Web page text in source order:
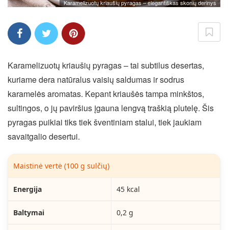
Karamelizuotų kriaušių pyragas – elegantiškas skonių derinys
Karamelizuotų kriaušių pyragas – tai subtilus desertas,
kuriame dera natūralus vaisių saldumas ir sodrus
karamelės aromatas. Kepant kriaušės tampa minkštos,
sultingos, o jų paviršius įgauna lengvą traškią plutelę. Šis
pyragas puikiai tiks tiek šventiniam stalui, tiek jaukiam
savaitgalio desertui.
Maistinė vertė (100 g sulčių)
Energija 45 kcal
Baltymai 0,2 g